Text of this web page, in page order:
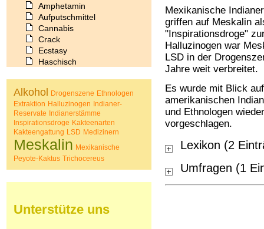
Mexikanische
griffen auf Meskalin
"Inspirationsdroge"
Halluzinogen war
LSD in der
Jahre weit verbreitet.
Es wurde mit Blick
amerikanischen
und Ethnologen
vorgeschlagen.
Lexikon (2
Umfragen (1
Amphetamin
Aufputschmittel
Cannabis
Crack
Ecstasy
Haschisch
Koffein
Kokain
Lachgas
LSD
Marihuana
Medikamente
Meskalin
Metamphetamin
Methadon
Muskatnuss
Alkohol Drogenszene Ethnologen
Extraktion Halluzinogen Indianer-
Reservate Indianerstämme
Inspirationsdroge Kakteenarten
Kakteengattung LSD Medizinern
Meskalin Mexikanische
Peyote-Kaktus Trichocereus
Unterstütze uns